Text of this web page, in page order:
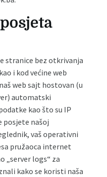
stranice bez otkrivanja
i kod većine web
web sajt hostovan (u
automatski
kao što su IP
posjete našoj
vaš operativni
pružaoca internet
„server logs“ za
kako se koristi naša